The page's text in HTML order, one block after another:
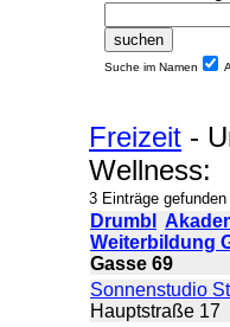
Suche im Namen
Freizeit -
Wellness:
3 Einträge gefunden
Drumbl
Weiterbildung
Gasse 69
Sonnenstudio
Hauptstraße 17